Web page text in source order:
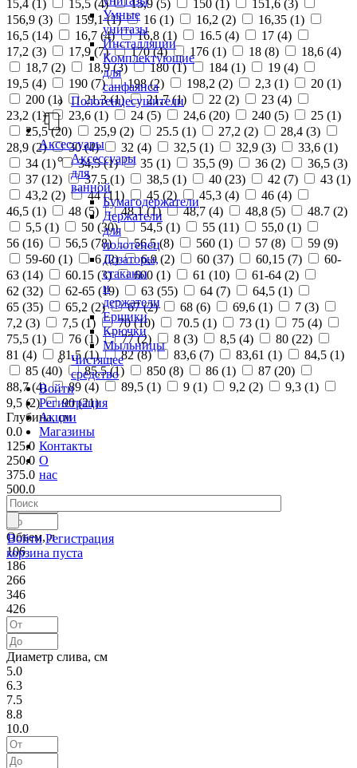
Умные
унитазы
Инсталляции
Комплектующие
для
санфаянса
Полотенцесушители
Аксессуары
Аксессуары
для
ванной
Бумагодержатели
Держатели
для
полотенец
Дозаторы,
стаканы
и
держатели
Ершики
Крючки
Мыльницы
Чистящее
средство
Войти
Регистрация
Акции
Магазины
Контакты
О
нас
Войти Регистрация
корзина пуста
15,4 (1 ) 15,5 (4) 15,9 (5) 150 (1 ) 151,6 (3)
156,9 (3) 159,1 (1) 16 (1) 16,2 (2) 16,35 (1)
16,5 (14) 16,7 (4) 16,8 (1) 16.5 (4) 17 (4)
17,2 (3) 17,9 (7) 170 (4) 176 (1) 18 (8) 18,6 (4)
18,7 (2) 18,9 (3) 180 (1) 184 (1) 19 (4)
19,5 (4) 190 (7) 198 (2) 198,2 (2) 2,3 (1) 20 (1)
200 (1) 21,3 (1) 21,7 (1) 22 (2) 23 (4)
23,2 (1) 23,6 (1) 24 (5) 24,6 (20) 240 (5) 25 (1)
25,5 (20) 25,9 (2) 25.5 (1) 27,2 (2) 28,4 (3)
28,9 (2) 30 (4) 32 (4) 32,5 (1) 32,9 (3) 33,6 (1)
34 (1) 34,5 (1) 35 (1) 35,5 (9) 36 (2) 36,5 (3)
37 (12) 37,5 (1) 38,5 (1) 40 (23) 42 (7) 43 (1)
43,2 (2) 44 (11) 45 (2) 45,3 (4) 46 (4)
46,5 (1) 48 (5) 48,1 (1) 48,7 (4) 48,8 (5) 48.7 (2)
5,5 (1) 50 (30) 54,5 (1) 55 (11) 55,0 (1)
56 (16) 56,5 (78) 56.5 (8) 560 (1) 57 (8) 59 (9)
59-60 (1) 6 (2) 6,9 (2) 60 (37) 60,15 (7)
60-
63 (14) 60.15 (3) 600 (1) 61 (10) 61-64 (2)
62 (32) 62-65 (19) 63 (55) 64 (7) 64,5 (1)
65 (35) 65,2 (2) 67 (2) 68 (6) 69,6 (1) 7 (3)
7,2 (3) 7,5 (1) 70 (10) 70.5 (1) 73 (1) 75 (4)
75,5 (1) 76 (1) 77 (2) 8 (3) 8,5 (4) 80 (22)
81 (4) 81,5 (1) 82 (8) 83,6 (7) 83,61 (1) 84,5 (1)
85 (40) 85,5 (1) 850 (8) 86 (1) 87 (20)
88,7 (4) 89 (4) 89,5 (1) 9 (1) 9,2 (2) 9,3 (1)
9,5 (2) 90 (21)
Глубина, см
0.0
125.0
250.0
375.0
500.0
Объем, л
106
186
266
346
426
Диаметр слива, см
5.0
6.3
7.5
8.8
10.0